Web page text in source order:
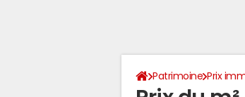
Patrimoine Prix